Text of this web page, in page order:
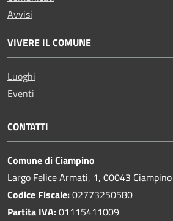
Avvisi
VIVERE IL COMUNE
Luoghi
Eventi
CONTATTI
Comune di Ciampino
Largo Felice Armati, 1, 00043
Codice Fiscale:02773250580
Partita IVA:01115411009